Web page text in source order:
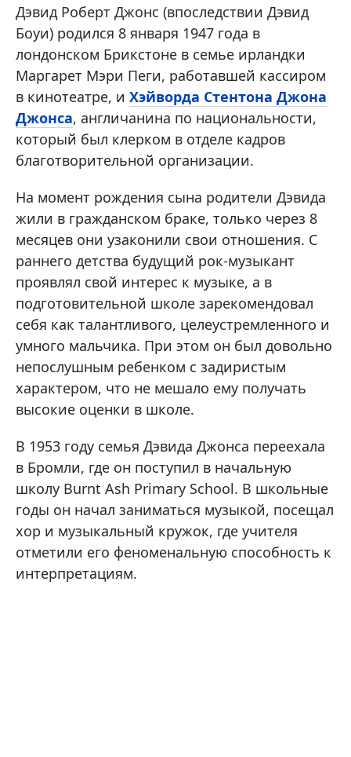
Дэвид Роберт Джонс (впоследствии Дэвид
Боуи) родился 8 января 1947 года в
лондонском Брикстоне в семье ирландки
Маргарет Мэри Пеги, работавшей кассиром
в кинотеатре, и Хэйворда Стентона Джона
Джонса, англичанина по национальности,
который был клерком в отделе кадров
благотворительной организации.
На момент рождения сына родители Дэвида
жили в гражданском браке, только через 8
месяцев они узаконили свои отношения. С
раннего детства будущий рок-музыкант
проявлял свой интерес к музыке, а в
подготовительной школе зарекомендовал
себя как талантливого, целеустремленного и
умного мальчика. При этом он был довольно
непослушным ребенком с задиристым
характером, что не мешало ему получать
высокие оценки в школе.
В 1953 году семья Дэвида Джонса переехала
в Бромли, где он поступил в начальную
школу Burnt Ash Primary School. В школьные
годы он начал заниматься музыкой, посещал
хор и музыкальный кружок, где учителя
отметили его феноменальную способность к
интерпретациям.